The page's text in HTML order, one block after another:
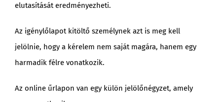
elutasítását eredményezheti.
Az igénylőlapot kitöltő személynek azt is meg kell
jelölnie, hogy a kérelem nem saját magára, hanem egy
harmadik félre vonatkozik.
Az online űrlapon van egy külön jelölőnégyzet, amely